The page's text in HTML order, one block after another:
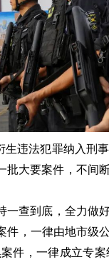
生违法犯罪纳入刑
大要案件，不间
一查到底，全力做
件，一律由地市级
件，一律成立专